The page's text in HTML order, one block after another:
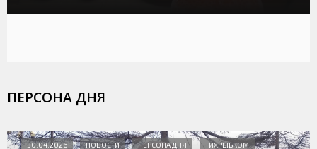
ПЕРСОНА ДНЯ
30.04.2026 НОВОСТИ ПЕРСОНА ДНЯ ТИХРЫБКОМ